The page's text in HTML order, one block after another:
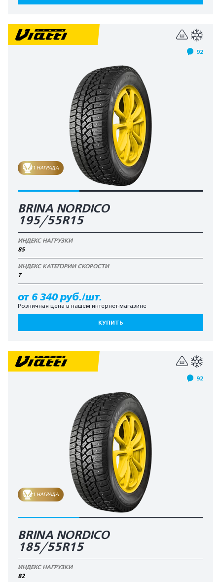
92
1 НАГРАДА
BRINA NORDICO
195/55R15
ИНДЕКС НАГРУЗКИ
85
ИНДЕКС КАТЕГОРИИ СКОРОСТИ
T
от 6 340 руб./шт.
Розничная цена в нашем интернет-магазине
КУПИТЬ
92
1 НАГРАДА
BRINA NORDICO
185/55R15
ИНДЕКС НАГРУЗКИ
82